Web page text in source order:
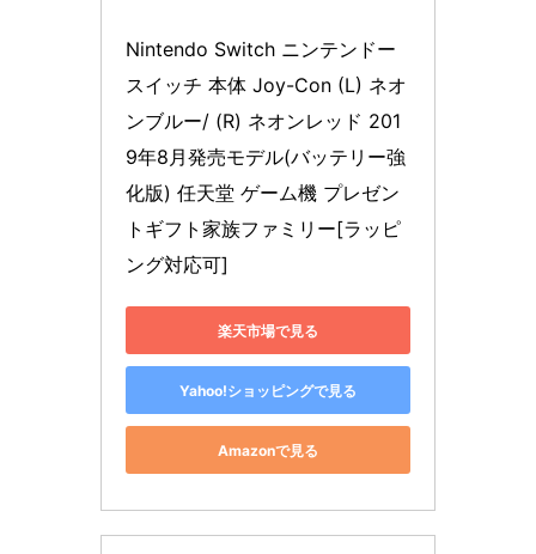
Nintendo Switch ニンテンドー
スイッチ 本体 Joy-Con (L) ネオ
ンブルー/ (R) ネオンレッド 201
9年8月発売モデル(バッテリー強
化版) 任天堂 ゲーム機 プレゼン
トギフト家族ファミリー[ラッピ
ング対応可]
楽天市場で見る
Yahoo!ショッピングで見る
Amazonで見る